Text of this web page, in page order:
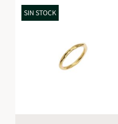
SIN STOCK